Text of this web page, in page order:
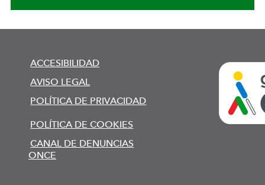
ACCESIBILIDAD
AVISO LEGAL
POLÍTICA DE PRIVACIDAD
POLÍTICA DE COOKIES
CANAL DE DENUNCIAS
ONCE